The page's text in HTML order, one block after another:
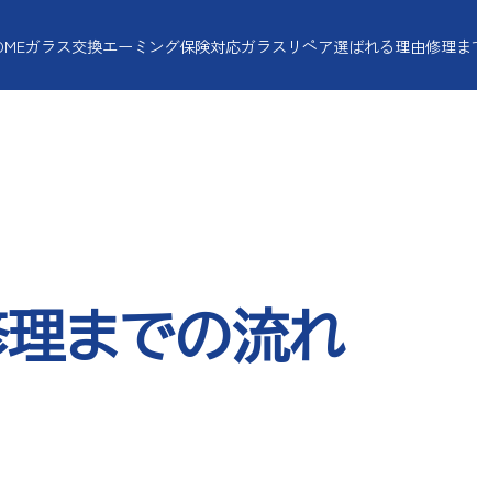
ガラス交換エーミング保険対応ガラスリペア選ばれる理由修理ま
までの流れ